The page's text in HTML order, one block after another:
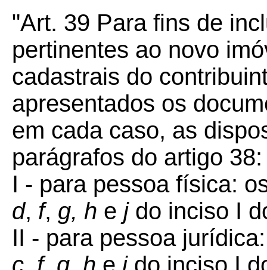
"Art. 39 Para fins de
pertinentes ao novo
cadastrais do
apresentados os
em cada caso, as
parágrafos do artigo 38:
I - para pessoa física:
d, f, g, h e jdo inciso I
II - para pessoa
c f, g h e jdo inciso I